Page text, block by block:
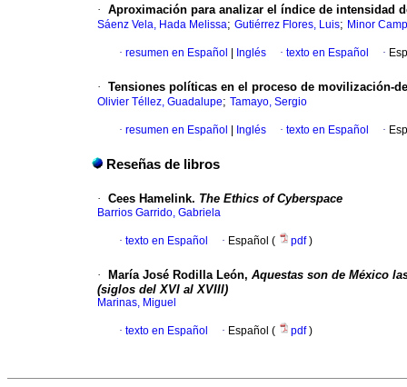
· Aproximación para analizar el índice de intensidad
Sáenz Vela, Hada Melissa; Gutiérrez Flores, Luis; Minor
· resumen en Español Inglés · texto en Español ·
· Tensiones políticas en el proceso de movilización-
Olivier Téllez, Guadalupe; Tamayo, Sergio
· resumen en Español Inglés · texto en Español ·
Reseñas de libros
· Cees Hamelink. The Ethics of Cyberspace
Barrios Garrido, Gabriela
· texto en Español · Español ( pdf)
· María José Rodilla León, Aquestas son de México
(siglos del XVI al XVIII)
Marinas, Miguel
· texto en Español · Español ( pdf)